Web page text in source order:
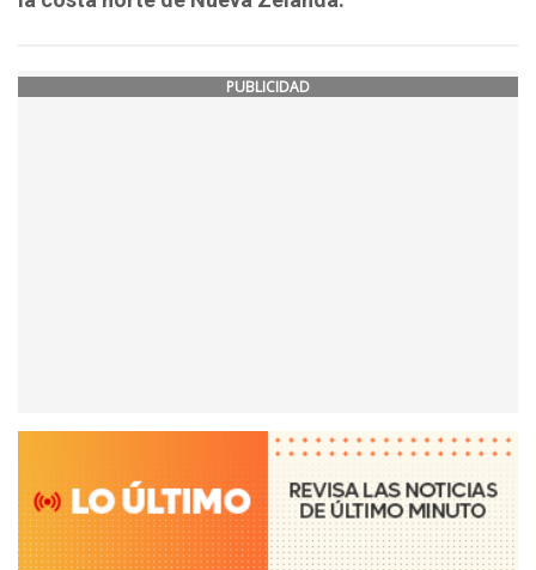
PUBLICIDAD